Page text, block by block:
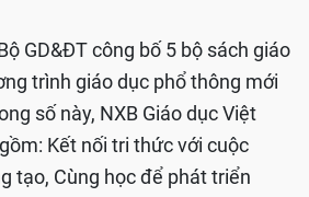
GD&ĐT công bố 5 bộ sách giáo
trình giáo dục phổ thông mới
số này, NXB Giáo dục Việt
Kết nối tri thức với cuộc
tạo, Cùng học để phát triển